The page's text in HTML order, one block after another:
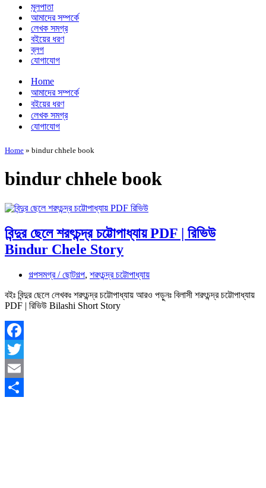
মূলপাতা
আমাদের সম্পর্কে
লেখক সমগ্র
বইয়ের ধরণ
ব্লগ
যোগাযোগ
Home
আমাদের সম্পর্কে
বইয়ের ধরণ
লেখক সমগ্র
যোগাযোগ
Home » bindur chhele book
bindur chhele book
বিন্দুর ছেলে শরৎচন্দ্র চট্টোপাধ্যায় PDF | রিভিউ
Bindur Chele Story
গল্পসমগ্র / ছোটগল্প, শরৎচন্দ্র চট্টোপাধ্যায়
বইঃ বিন্দুর ছেলে লেখকঃ শরৎচন্দ্র চট্টোপাধ্যায় আরও পড়ুনঃ বিলাসী শরৎচন্দ্র চট্টোপাধ্যায়
PDF | রিভিউ Bilashi Short Story
Facebook
Twitter
Email